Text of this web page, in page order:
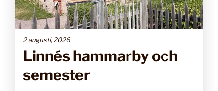
2 augusti, 2026
Linnés hammarby och
semester